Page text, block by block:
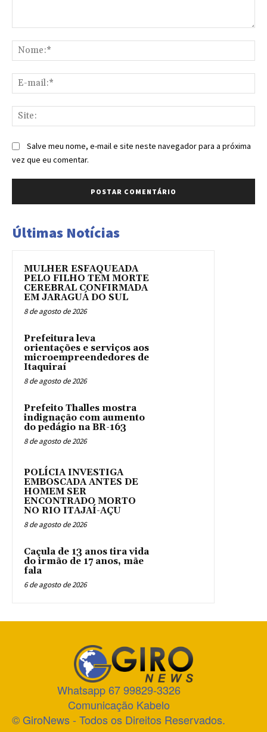
Salve meu nome, e-mail e site neste navegador para a próxima
vez que eu comentar.
Últimas Notícias
MULHER ESFAQUEADA
PELO FILHO TEM MORTE
CEREBRAL CONFIRMADA
EM JARAGUÁ DO SUL
8 de agosto de 2026
Prefeitura leva
orientações e serviços aos
microempreendedores de
Itaquiraí
8 de agosto de 2026
Prefeito Thalles mostra
indignação com aumento
do pedágio na BR-163
8 de agosto de 2026
POLÍCIA INVESTIGA
EMBOSCADA ANTES DE
HOMEM SER
ENCONTRADO MORTO
NO RIO ITAJAÍ-AÇU
8 de agosto de 2026
Caçula de 13 anos tira vida
do irmão de 17 anos, mãe
fala
6 de agosto de 2026
Whatsapp 67 99829-3326
Comunicação Kabelo
© GiroNews - Todos os Direitos Reservados.